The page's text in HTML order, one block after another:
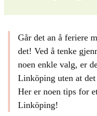
Går det an å feriere
det! Ved å tenke
noen enkle valg, er
Linköping uten at
Her er noen tips for
Linköping!